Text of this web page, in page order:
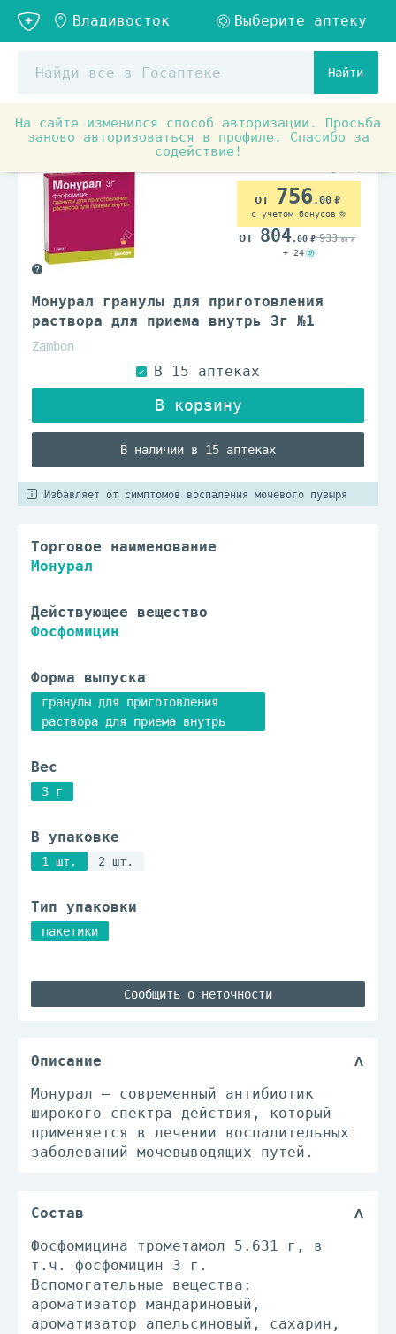
Найти
На сайте изменился способ авторизации. Просьба
заново авторизоваться в профиле. Спасибо за
содействие!
Аптечные товары Антибиотики
Монурал гранулы для приготовления
раствора для приема внутрь 3г №1
Zambon
В наличии в 15 аптеках
756.00
с учетом бонусов
804.00 933.00
+ 24
Избавляет от симптомов воспаления мочевого пузыря
Торговое наименование
Монурал
Действующее вещество
Фосфомицин
Форма выпуска
гранулы для приготовления
раствора для приема внутрь
Вес
3 г
В упаковке
1 шт. 2 шт.
Тип упаковки
пакетики
Сообщить о неточности
Описание
Монурал – современный антибиотик
широкого спектра действия, который
применяется в лечении воспалительных
заболеваний мочевыводящих путей.
Состав
Фосфомицина трометамол 5.631 г, в
т.ч. фосфомицин 3 г.
Вспомогательные вещества:
ароматизатор мандариновый,
ароматизатор апельсиновый, сахарин,